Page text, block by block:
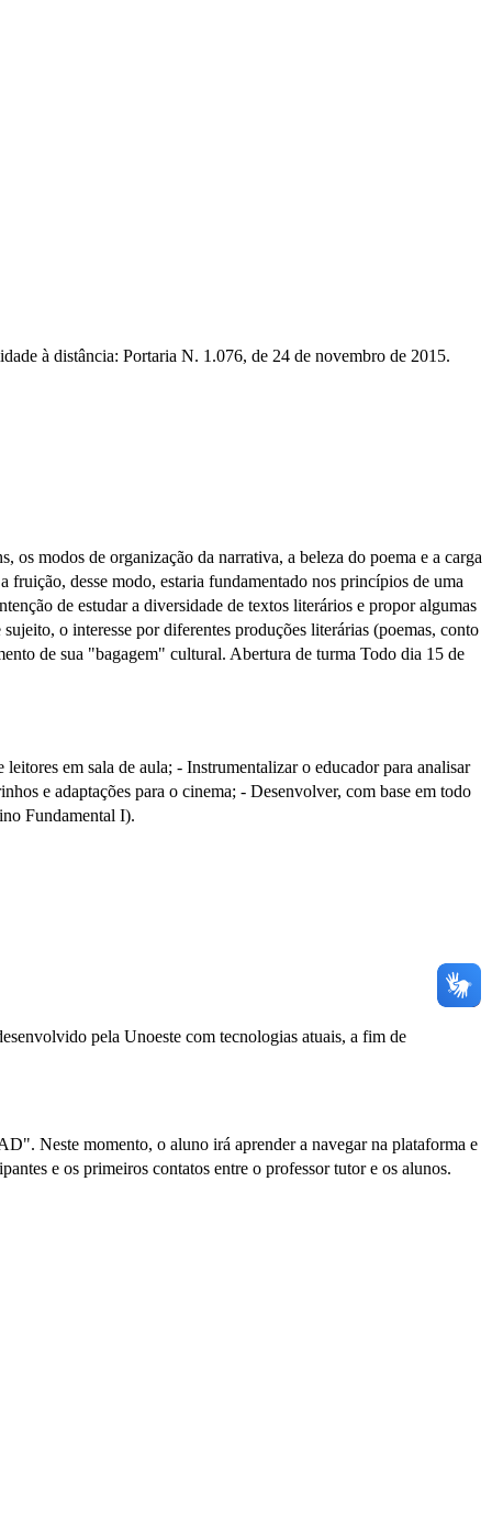
à distância: Portaria N. 1.076, de 24 de novembro de 2015.
os modos de organização da narrativa, a beleza do poema e a carga
desse modo, estaria fundamentado nos princípios de uma
de estudar a diversidade de textos literários e propor algumas
o interesse por diferentes produções literárias (poemas, conto
de sua "bagagem" cultural. Abertura de turma Todo dia 15 de
em sala de aula; - Instrumentalizar o educador para analisar
e adaptações para o cinema; - Desenvolver, com base em todo
Fundamental I).
pela Unoeste com tecnologias atuais, a fim de
Neste momento, o aluno irá aprender a navegar na plataforma e
e os primeiros contatos entre o professor tutor e os alunos.